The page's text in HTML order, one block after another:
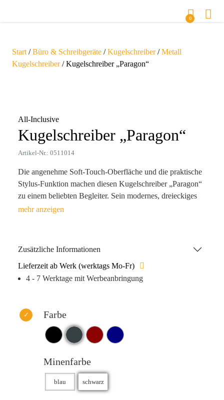
0
Start /Büro & Schreibgeräte /Kugelschreiber/Metall
Kugelschreiber/ Kugelschreiber „Paragon“
All-Inclusive
Kugelschreiber „Paragon“
Artikel-Nr.: 0511014
Die angenehme Soft-Touch-Oberfläche und die praktische
Stylus-Funktion machen diesen Kugelschreiber „Paragon“
zu einem beliebten Begleiter. Sein modernes, dreieckiges
Design in Kombination mit Ihrer individuell gravierten
Zusätzliche Informationen
Lieferzeit ab Werk (werktags Mo-Fr)
4 - 7 Werktage mit Werbeanbringung
Farbe
Minenfarbe